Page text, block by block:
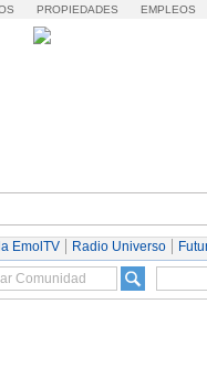
PROPIEDADES EMPLEOS
EmolTV Radio Universo